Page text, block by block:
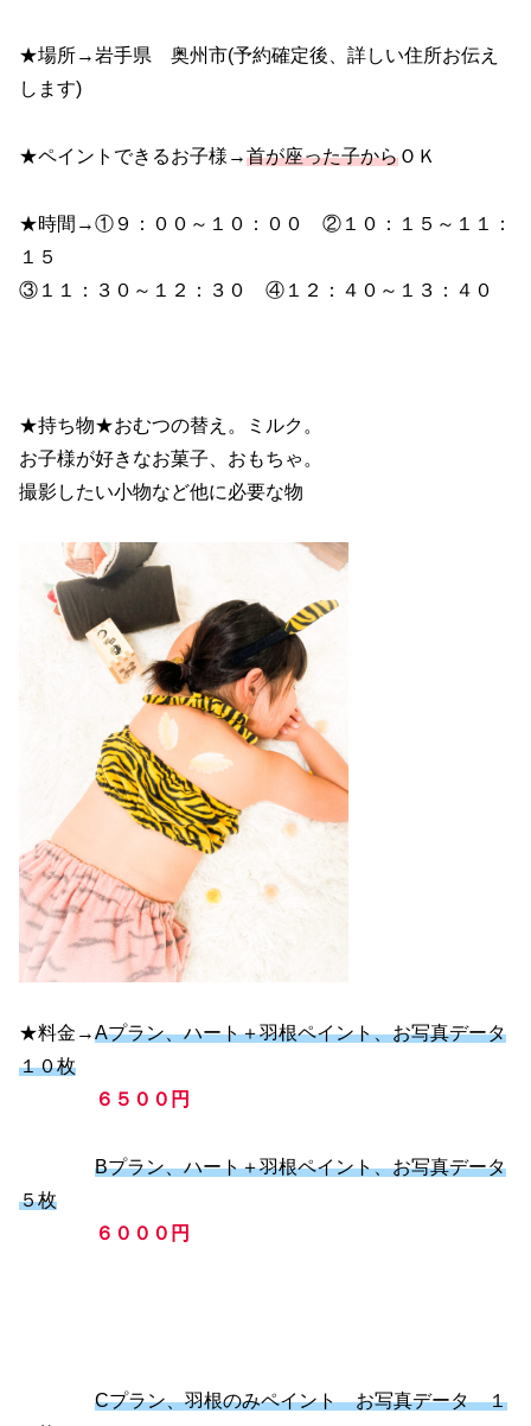
★場所→岩手県 奥州市(予約確定後、詳しい住所お伝え
します)
★ペイントできるお子様→首が座った子からＯＫ
★時間→①９：００～１０：００ ②１０：１５～１１：
１５
③１１：３０～１２：３０ ④１２：４０～１３：４０
★持ち物★おむつの替え。ミルク。
お子様が好きなお菓子、おもちゃ。
撮影したい小物など他に必要な物
★料金→Aプラン、ハート＋羽根ペイント、お写真データ
１０枚
６５００円
Bプラン、ハート＋羽根ペイント、お写真データ
５枚
６０００円
Cプラン、羽根のみペイント お写真データ １